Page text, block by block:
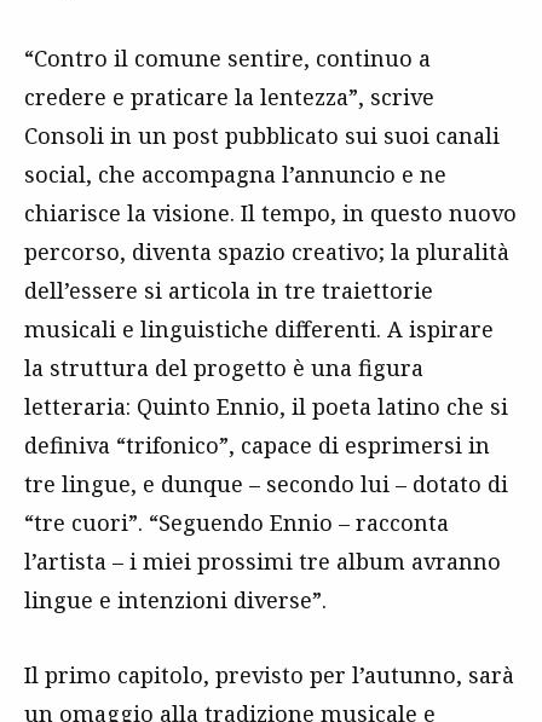
“Contro il comune sentire, continuo a
credere e praticare la lentezza”, scrive
Consoli in un post pubblicato sui suoi canali
social, che accompagna l’annuncio e ne
chiarisce la visione. Il tempo, in questo nuovo
percorso, diventa spazio creativo; la pluralità
dell’essere si articola in tre traiettorie
musicali e linguistiche differenti. A ispirare
la struttura del progetto è una figura
letteraria: Quinto Ennio, il poeta latino che si
definiva “trifonico”, capace di esprimersi in
tre lingue, e dunque – secondo lui – dotato di
“tre cuori”. “Seguendo Ennio – racconta
l’artista – i miei prossimi tre album avranno
lingue e intenzioni diverse”.
Il primo capitolo, previsto per l’autunno, sarà
un omaggio alla tradizione musicale e